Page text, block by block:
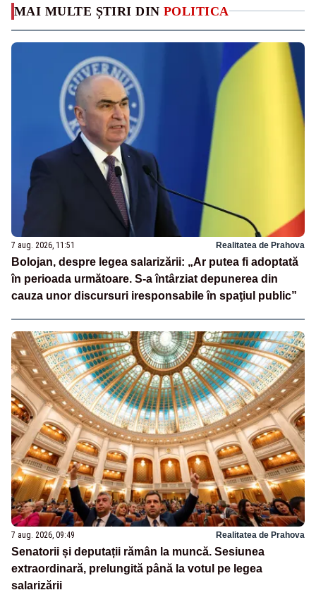
MAI MULTE ȘTIRI DIN POLITICA
7 aug. 2026, 11:51 Realitatea de Prahova
Bolojan, despre legea salarizării: „Ar putea fi adoptată
în perioada următoare. S-a întârziat depunerea din
cauza unor discursuri iresponsabile în spaţiul public”
7 aug. 2026, 09:49 Realitatea de Prahova
Senatorii și deputații rămân la muncă. Sesiunea
extraordinară, prelungită până la votul pe legea
salarizării